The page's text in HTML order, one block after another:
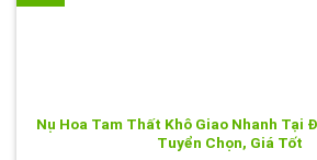
Nụ Hoa Tam Thất Khô Giao Nhanh Tại
Tuyển Chọn, Giá Tốt